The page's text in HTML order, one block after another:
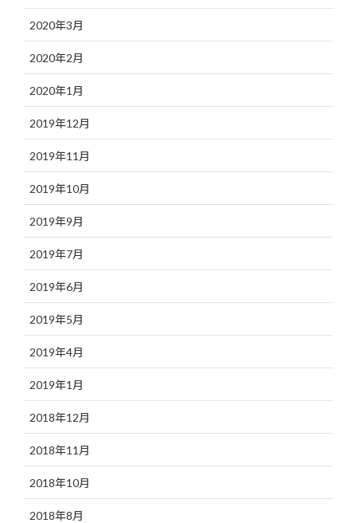
2020年3月
2020年2月
2020年1月
2019年12月
2019年11月
2019年10月
2019年9月
2019年7月
2019年6月
2019年5月
2019年4月
2019年1月
2018年12月
2018年11月
2018年10月
2018年8月